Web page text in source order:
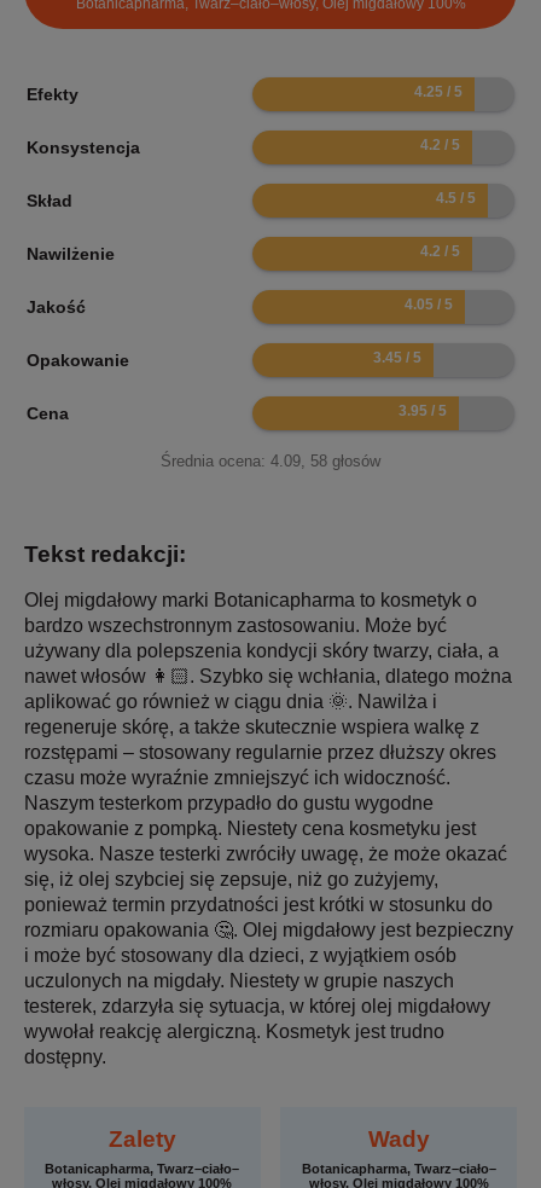
Botanicapharma, Twarz–ciało–włosy, Olej migdałowy 100%
Efekty 8.5
Konsystencja 8.4
Skład 9
Nawilżenie 8.4
Jakość 8.1
Opakowanie 6.9
Cena 7.9
Średnia ocena: 4.09, 58 głosów
Tekst redakcji:
Olej migdałowy marki Botanicapharma to kosmetyk o
bardzo wszechstronnym zastosowaniu. Może być
używany dla polepszenia kondycji skóry twarzy, ciała, a
nawet włosów 👩🏻‍. Szybko się wchłania, dlatego można
aplikować go również w ciągu dnia 🌞. Nawilża i
regeneruje skórę, a także skutecznie wspiera walkę z
rozstępami – stosowany regularnie przez dłuższy okres
czasu może wyraźnie zmniejszyć ich widoczność.
Naszym testerkom przypadło do gustu wygodne
opakowanie z pompką. Niestety cena kosmetyku jest
wysoka. Nasze testerki zwróciły uwagę, że może okazać
się, iż olej szybciej się zepsuje, niż go zużyjemy,
ponieważ termin przydatności jest krótki w stosunku do
rozmiaru opakowania 🤔. Olej migdałowy jest bezpieczny
i może być stosowany dla dzieci, z wyjątkiem osób
uczulonych na migdały. Niestety w grupie naszych
testerek, zdarzyła się sytuacja, w której olej migdałowy
wywołał reakcję alergiczną. Kosmetyk jest trudno
dostępny.
Zalety
Botanicapharma, Twarz–ciało–
włosy, Olej migdałowy 100%
Wady
Botanicapharma, Twarz–ciało–
włosy, Olej migdałowy 100%